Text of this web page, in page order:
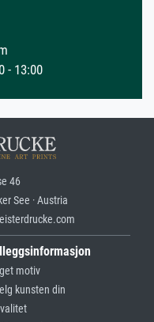
- 13:00
46
See · Austria
motiv
kunsten din